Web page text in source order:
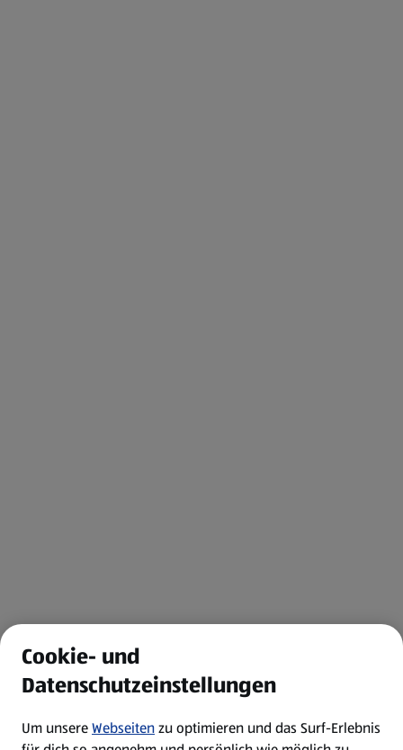
Cookie- und
Datenschutzeinstellungen
Um unsereWebseitenzu optimieren und das Surf-Erlebnis